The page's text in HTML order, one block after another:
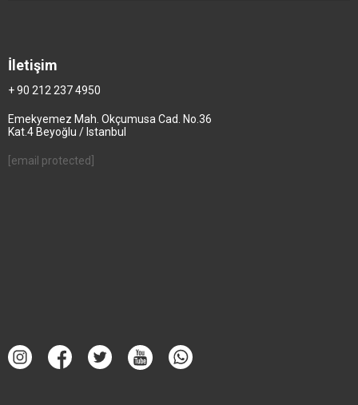
İletişim
+ 90 212 237 4950
Emekyemez Mah. Okçumusa Cad. No.36
Kat.4 Beyoğlu / Istanbul
[email protected]